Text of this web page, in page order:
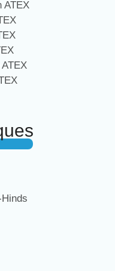
ATEX